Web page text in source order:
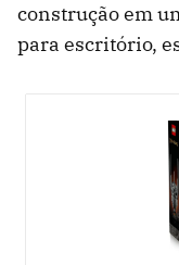
construção em
para escritório,